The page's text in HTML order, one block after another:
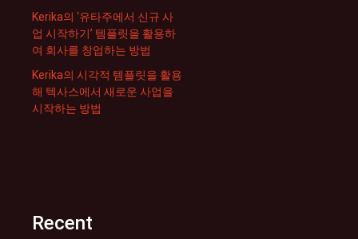
Kerika의 ‘유타주에서 신규 사
업 시작하기’ 템플릿을 활용하
여 회사를 창업하는 방법
Kerika의 시각적 템플릿을 활용
해 텍사스에서 새로운 사업을
시작하는 방법
Recent